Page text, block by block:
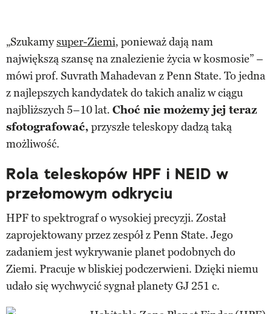
„Szukamysuper-Ziemi, ponieważ dają nam
największą szansę na znalezienie życia w kosmosie” –
mówi prof. Suvrath Mahadevan z Penn State. To jedna
z najlepszych kandydatek do takich analiz w ciągu
najbliższych 5–10 lat. Choć nie możemy jej teraz
sfotografować, przyszłe teleskopy dadzą taką
możliwość.
Rola teleskopów HPF i NEID w
przełomowym odkryciu
HPF to spektrograf o wysokiej precyzji. Został
zaprojektowany przez zespół z Penn State. Jego
zadaniem jest wykrywanie planet podobnych do
Ziemi. Pracuje w bliskiej podczerwieni. Dzięki niemu
udało się wychwycić sygnał planety GJ 251 c.